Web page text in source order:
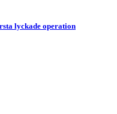
lyckade operation